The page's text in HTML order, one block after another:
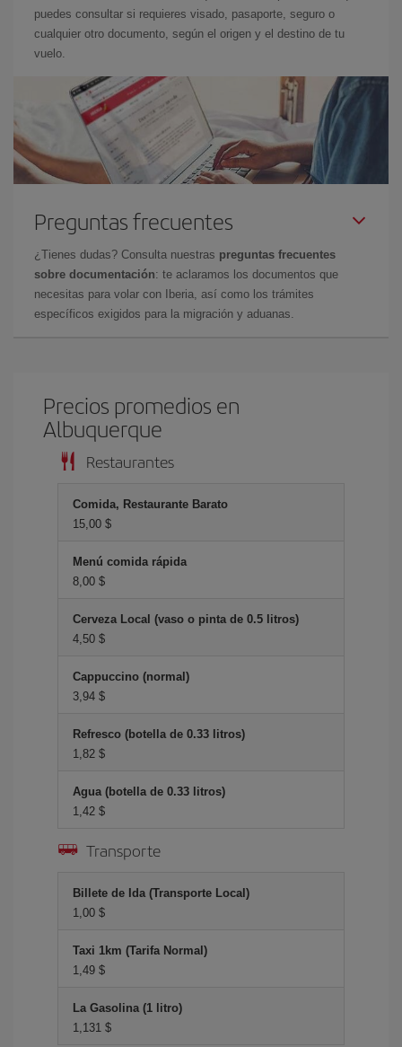
puedes consultar si requieres visado, pasaporte, seguro o
cualquier otro documento, según el origen y el destino de tu
vuelo.
Preguntas frecuentes
¿Tienes dudas? Consulta nuestras preguntas frecuentes
sobre documentación: te aclaramos los documentos que
necesitas para volar con Iberia, así como los trámites
específicos exigidos para la migración y aduanas.
Precios promedios en
Albuquerque
Restaurantes
Comida, Restaurante Barato
15,00 $
Menú comida rápida
8,00 $
Cerveza Local (vaso o pinta de 0.5 litros)
4,50 $
Cappuccino (normal)
3,94 $
Refresco (botella de 0.33 litros)
1,82 $
Agua (botella de 0.33 litros)
1,42 $
Transporte
Billete de Ida (Transporte Local)
1,00 $
Taxi 1km (Tarifa Normal)
1,49 $
La Gasolina (1 litro)
1,131 $